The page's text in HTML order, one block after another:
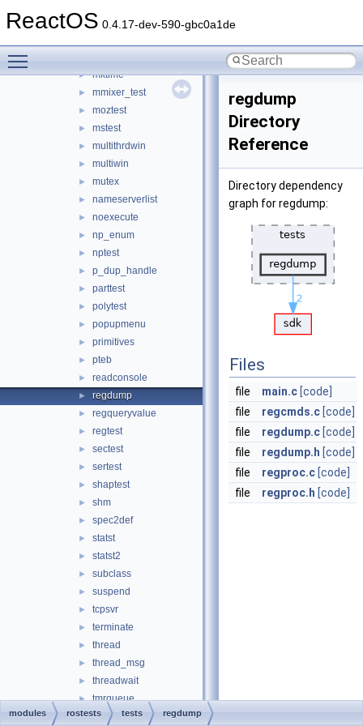
ReactOS 0.4.17-dev-590-gbc0a1de
► map_dup_inherit
► mktime
► mmixer_test
► moztest
► mstest
► multithrdwin
► multiwin
► mutex
► nameserverlist
► noexecute
► np_enum
► nptest
► p_dup_handle
► parttest
► polytest
► popupmenu
► primitives
► pteb
► readconsole
► regdump
► regqueryvalue
► regtest
► sectest
► sertest
► shaptest
► shm
► spec2def
► statst
► statst2
► subclass
► suspend
► tcpsvr
► terminate
► thread
► thread_msg
► threadwait
► tmrqueue
► tokentest
regdump
Directory
Reference
Directory dependency
graph for regdump:
Files
file main.c [code]
file
regcmds.c [code]
file
regdump.c [code]
file
regdump.h [code]
file
regproc.c [code]
file
regproc.h [code]
modules rostests tests regdump